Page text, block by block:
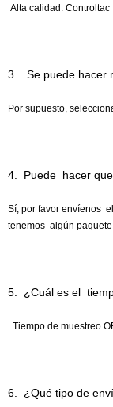
Alta calidad: Controltac
3. Se puede hacer
Por supuesto,
4. Puede hacer
Sí, por favor envíenos
tenemos algún
5. ¿Cuál es el
Tiempo de muestreo
6. ¿Qué tipo de